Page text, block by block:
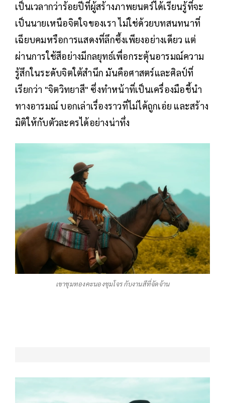
เป็นเวลากว่าร้อยปีที่ผู้สร้างภาพยนตร์ได้เรียนรู้ที่จะ
เป็นนายเหนือจิตใจของเรา ไม่ใช่ด้วยบทสนทนาที่
เฉียบคมหรือการแสดงที่ลึกซึ้งเพียงอย่างเดียว แต่
ผ่านการใช้สีอย่างมีกลยุทธ์เพื่อกระตุ้นอารมณ์ความ
รู้สึกในระดับจิตใต้สำนึก มันคือศาสตร์และศิลป์ที่
เรียกว่า "จิตวิทยาสี" ซึ่งทำหน้าที่เป็นเครื่องมือชี้นำ
ทางอารมณ์ บอกเล่าเรื่องราวที่ไม่ได้ถูกเอ่ย และสร้าง
มิติให้กับตัวละครได้อย่างน่าทึ่ง
เขาชุมทองคะนองชุมโจร กับงานสีที่จัดจ้าน